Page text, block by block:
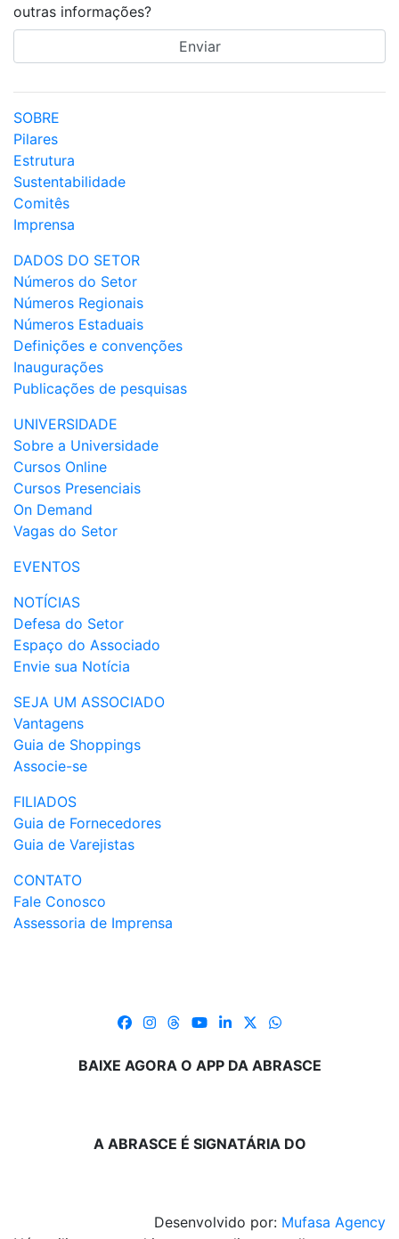
outras informações?
SOBRE
Pilares
Estrutura
Sustentabilidade
Comitês
Imprensa
DADOS DO SETOR
Números do Setor
Números Regionais
Números Estaduais
Definições e convenções
Inaugurações
Publicações de pesquisas
UNIVERSIDADE
Sobre a Universidade
Cursos Online
Cursos Presenciais
On Demand
Vagas do Setor
EVENTOS
NOTÍCIAS
Defesa do Setor
Espaço do Associado
Envie sua Notícia
SEJA UM ASSOCIADO
Vantagens
Guia de Shoppings
Associe-se
FILIADOS
Guia de Fornecedores
Guia de Varejistas
CONTATO
Fale Conosco
Assessoria de Imprensa
BAIXE AGORA O APP DA ABRASCE
A ABRASCE É SIGNATÁRIA DO
Desenvolvido por: Mufasa Agency